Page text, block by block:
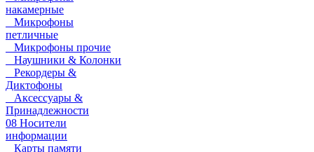
накамерные
Микрофоны
петличные
Микрофоны прочие
Наушники & Колонки
Рекордеры &
Диктофоны
Аксессуары &
Принадлежности
08 Носители
информации
Карты памяти